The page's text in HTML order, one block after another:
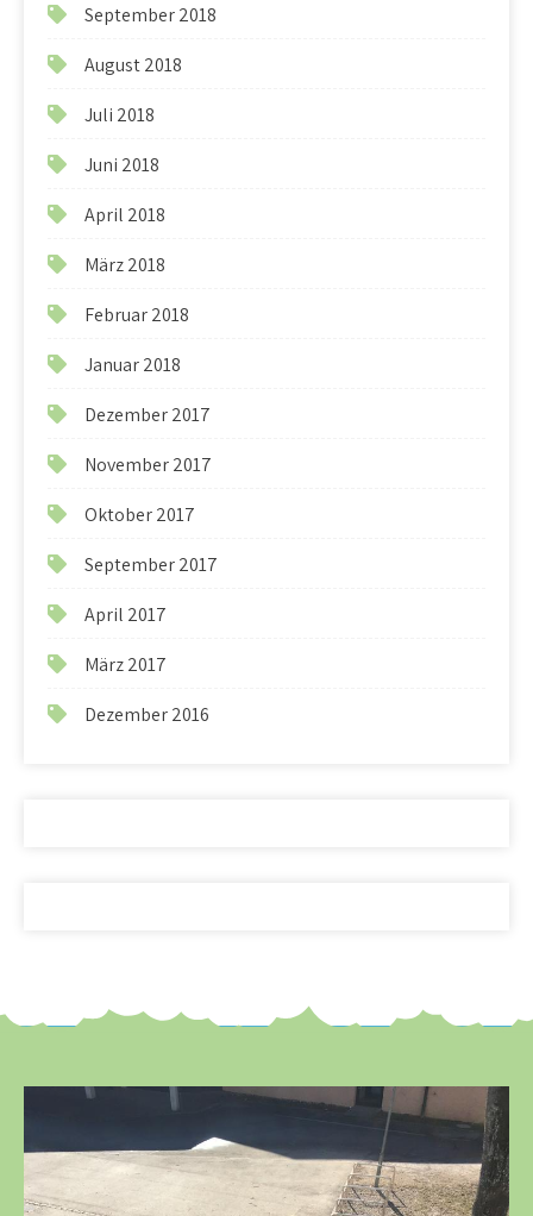
September 2018
August 2018
Juli 2018
Juni 2018
April 2018
März 2018
Februar 2018
Januar 2018
Dezember 2017
November 2017
Oktober 2017
September 2017
April 2017
März 2017
Dezember 2016